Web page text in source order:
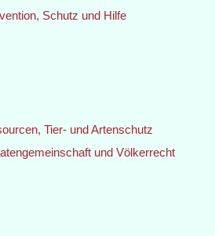
Schutz und Hilfe
Tier- und Artenschutz
und Völkerrecht